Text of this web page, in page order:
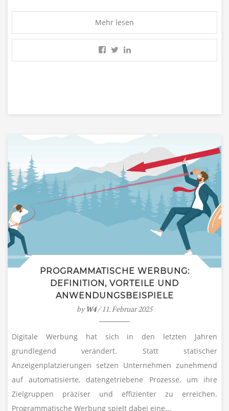
Mehr lesen
PROGRAMMATISCHE WERBUNG:
DEFINITION, VORTEILE UND
ANWENDUNGSBEISPIELE
byW4/ 11. Februar 2025
Digitale Werbung hat sich in den letzten Jahren
grundlegend verändert. Statt statischer
Anzeigenplatzierungen setzen Unternehmen zunehmend
auf automatisierte, datengetriebene Prozesse, um ihre
Zielgruppen präziser und effizienter zu erreichen.
Programmatische Werbung spielt dabei eine...